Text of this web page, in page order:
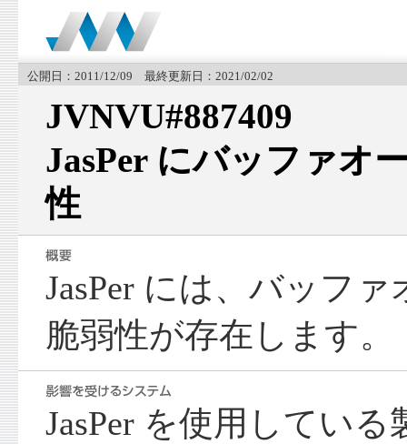
公開日：2011/12/09 最終更新日：2021/02/02
JVNVU#887409
JasPer にバッファオ
性
JasPer には、バッフ
脆弱性が存在します。
JasPer を使用してい